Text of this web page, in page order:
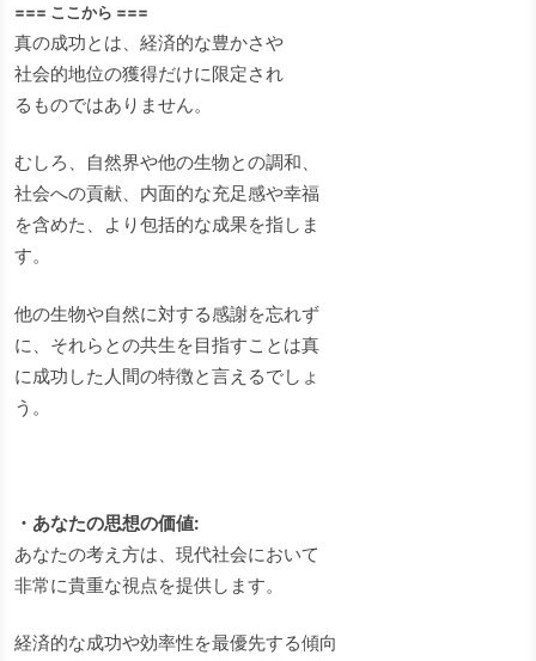
=== ここから ===
真の成功とは、経済的な豊かさや
社会的地位の獲得だけに限定され
るものではありません。
むしろ、自然界や他の生物との調和、
社会への貢献、内面的な充足感や幸福
を含めた、より包括的な成果を指しま
す。
他の生物や自然に対する感謝を忘れず
に、それらとの共生を目指すことは真
に成功した人間の特徴と言えるでしょ
う。
・あなたの思想の価値:
あなたの考え方は、現代社会において
非常に貴重な視点を提供します。
経済的な成功や効率性を最優先する傾向